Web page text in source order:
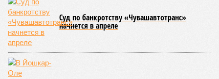
несвоевременное или неполное проведение медицинских
осмотров сотрудников лагерей.
Особый контроль был направлен на персонал,
работающий на пищеблоках. В ходе этих проверок у 20
человек были обнаружены возбудители инфекций –
указанные сотрудники были незамедлительно отстранены
от выполнения своих обязанностей и направлены на